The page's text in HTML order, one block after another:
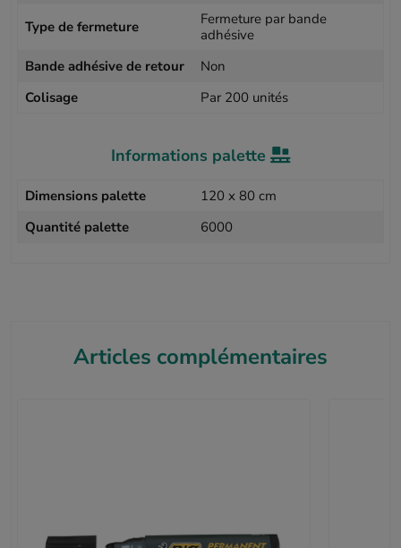
Type de fermeture
Fermeture par bande
adhésive
Bande adhésive de retour
Non
Colisage
Par 200 unités
Informations palette
Dimensions palette
120 x 80 cm
Quantité palette
6000
Articles complémentaires